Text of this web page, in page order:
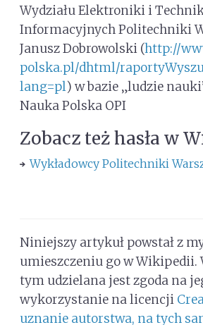
Wydziału Elektroniki i
Informacyjnych Politechniki
Janusz Dobrowolski (http://
polska.pl/dhtml/
lang=pl) w bazie „ludzie
Nauka Polska OPI
Zobacz też hasła w
Wykładowcy Politechniki
Niniejszy artykuł powstał z
umieszczeniu go w Wikipedii.
tym udzielana jest zgoda na
wykorzystanie na licencji
uznanie autorstwa, na tych